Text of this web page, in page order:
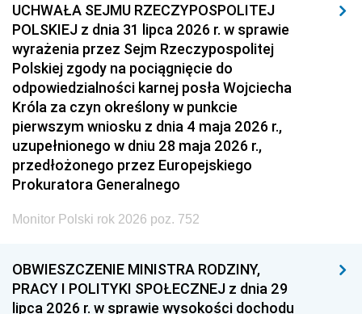
UCHWAŁA SEJMU RZECZYPOSPOLITEJ
POLSKIEJ z dnia 31 lipca 2026 r. w sprawie
wyrażenia przez Sejm Rzeczypospolitej
Polskiej zgody na pociągnięcie do
odpowiedzialności karnej posła Wojciecha
Króla za czyn określony w punkcie
pierwszym wniosku z dnia 4 maja 2026 r.,
uzupełnionego w dniu 28 maja 2026 r.,
przedłożonego przez Europejskiego
Prokuratora Generalnego
Monitor Polski rok 2026 poz. 752
OBWIESZCZENIE MINISTRA RODZINY,
PRACY I POLITYKI SPOŁECZNEJ z dnia 29
lipca 2026 r. w sprawie wysokości dochodu